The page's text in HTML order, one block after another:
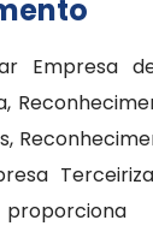
Empresa